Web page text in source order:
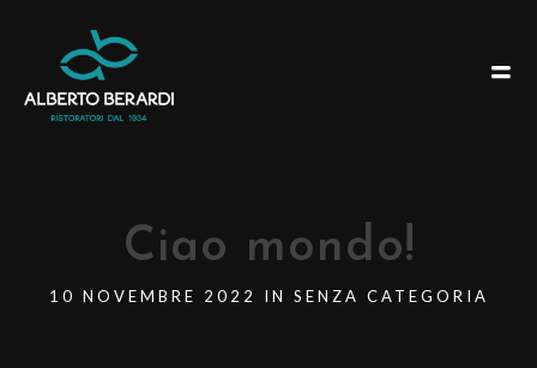
Ciao mondo!
10 NOVEMBRE 2022 IN SENZA CATEGORIA